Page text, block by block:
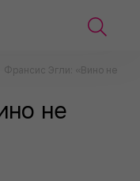
Франсис Эгли: «Вино не
не